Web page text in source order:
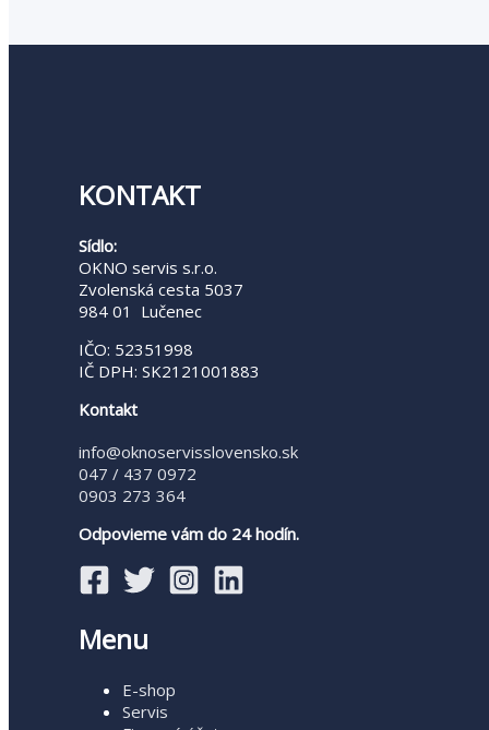
KONTAKT
Sídlo:
OKNO servis s.r.o.
Zvolenská cesta 5037
984 01 Lučenec
IČO: 52351998
IČ DPH: SK2121001883
Kontakt
info@oknoservisslovensko.sk
047 / 437 0972
0903 273 364
Odpovieme vám do 24 hodín.
Menu
E-shop
Servis